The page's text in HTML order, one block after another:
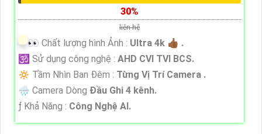
30%
liên hệ
️👀 Chất lượng hình Ảnh : Ultra 4k 👍🏾 .
🕉️ Sử dụng công nghệ : AHD CVI TVI BCS.
🔅 Tầm Nhìn Ban Đêm : Từng Vị Trí Camera .
🌧️ Camera Dòng Đầu Ghi 4 kênh.
️ƒ Khả Năng : Công Nghệ AI.